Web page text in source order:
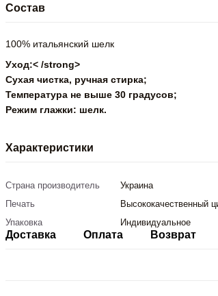
Состав
100% итальянский шелк
Уход:< /strong>
Сухая чистка, ручная стирка;
Температура не выше 30 градусов;
Режим глажки: шелк.
Характеристики
Страна производитель
Украина
Печать
Высококачественный
Упаковка
Индивидуальное
Доставка Оплата Возврат